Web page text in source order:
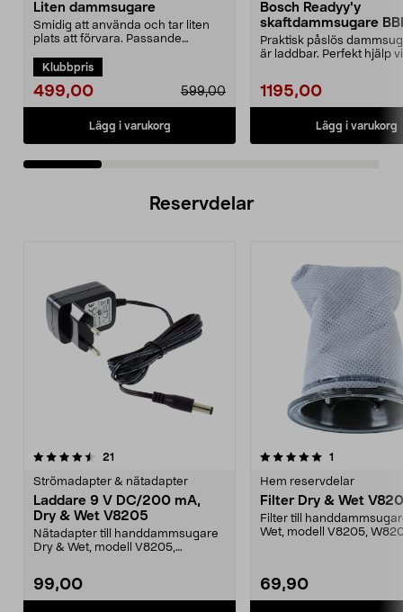
Liten dammsugare
Smidig att använda och tar liten
plats att förvara. Passande
Klubbpris
499,00 599,00
Lägg i varukorg
Bosch Readyy'y
skaftdammsugare
14,4 V
Praktisk påslös
är laddbar. Perfekt hjälp
1195,00
Lägg i varukorg
Reservdelar
21
Strömadapter & nätadapter
Laddare 9 V DC/200 mA,
Dry & Wet V8205
Nätadapter till handdammsugare
Dry & Wet, modell V8205,
99,00
5.0av 5 stjärnor 1
Hem reservdelar
Filter Dry & Wet
Filter till
Wet, modell V8205,
69,90
0.0 av 5 stjärnor